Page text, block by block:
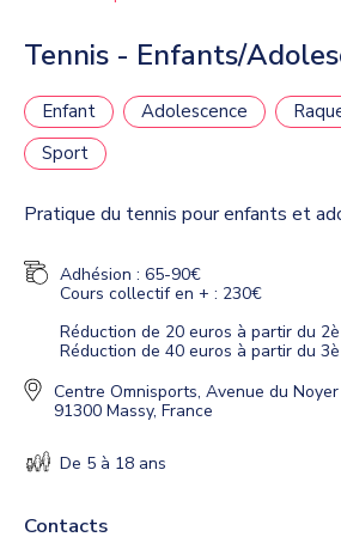
Tennis - Enfants/
Enfant Adolescence
Sport
Pratique du tennis pour enfants et
Adhésion : 65-90€
Cours collectif en + : 230€
Réduction de 20 euros à partir du
Réduction de 40 euros à partir du
Centre Omnisports, Avenue du
91300 Massy, France
De 5 à 18 ans
Contacts